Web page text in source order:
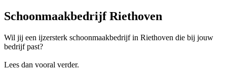
Schoonmaakbedrijf Riethoven
Wil jij een ijzersterk schoonmaakbedrijf in Riethoven die bij jouw
bedrijf past?
Lees dan vooral verder.